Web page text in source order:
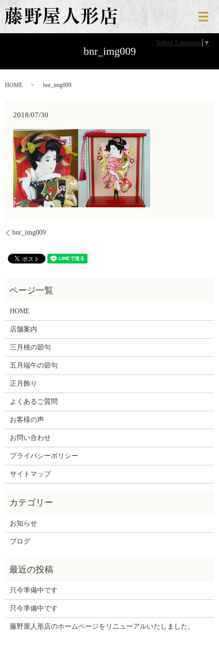
Select Language ▼
メ
bnr_img009
HOME bnr_img009
2018/07/30
bnr_img009
HOME
店舗案内
三月桃の節句
五月端午の節句
正月飾り
よくあるご質問
お客様の声
お問い合わせ
プライバシーポリシー
サイトマップ
お知らせ
ブログ
只今準備中です
只今準備中です
藤野屋人形店のホームページをリニューアルいたしました。